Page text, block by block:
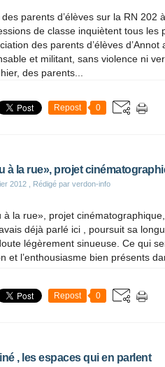
parents d’élèves sur la RN 202
de classe inquiètent tous les
des parents d’élèves
et militant, sans violence ni
des parents...
Repost 0
à la rue», projet
2012 , Rédigé par verdon-info
à la rue», projet
déjà parlé ici , poursuit sa
légèrement sinueuse. Ce qui
et l’enthousiasme bien présents
Repost 0
, les espaces qui en parlent